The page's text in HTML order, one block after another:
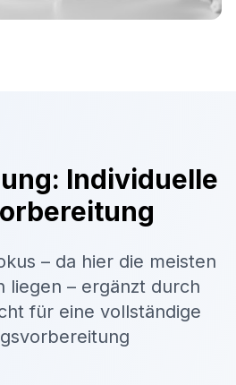
Individuelle
– da hier die meisten
liegen – ergänzt durch
für eine vollständige